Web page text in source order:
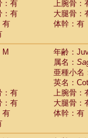
fascicularis
fuscaca
fuscata
fuscata
maura(4)
Macaca mulatta(101)
Macaca nemestrina(6)
Macaca nigra(1)
radiata(36)
silenus(0)
sinica (1)
sylvanus
：有
上腕骨：
：有
大腿骨：
有
体幹：有
M
年齢：
属名：
亜種小名
英名：
：有
上腕骨：
：有
大腿骨：
有
体幹：有